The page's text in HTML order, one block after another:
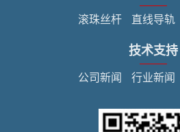
滚珠丝杆 直线导轨
技术支持
公司新闻 行业新闻